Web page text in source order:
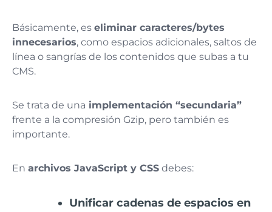
Básicamente, es eliminar caracteres/bytes
innecesarios, como espacios adicionales, saltos de
línea o sangrías de los contenidos que subas a tu
CMS.
Se trata de una implementación “secundaria”
frente a la compresión Gzip, pero también es
importante.
En archivos JavaScript y CSS debes:
Unificar cadenas de espacios en